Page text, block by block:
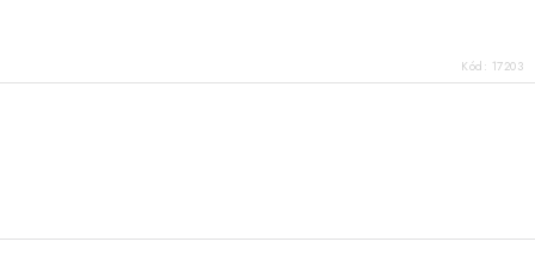
Kód: 17203